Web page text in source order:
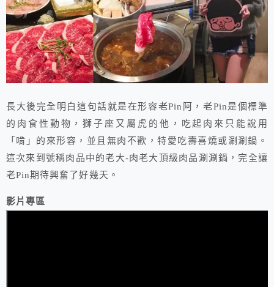
長大後完全明白這句話就是在形容老Pin阿，老Pin是個標準
的肉食性動物，獅子座又屬虎的他，吃起肉來只能說用
「啃」的來形容，並且無肉不歡，特愛吃壽喜燒或涮涮鍋。
這次來到號稱肉品中的老大-肉老大頂級肉品涮涮鍋，完全讓
老Pin期待興奮了好幾天。
影片專區